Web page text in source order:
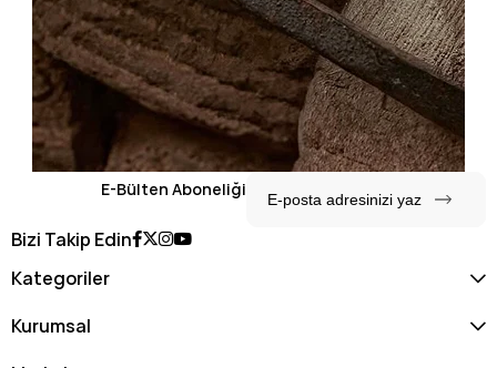
E-Bülten Aboneliği
Bizi Takip Edin
Kategoriler
Kurumsal